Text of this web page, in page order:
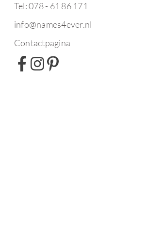
Tel: 078 - 61 86 171
info@names4ever.nl
Contactpagina